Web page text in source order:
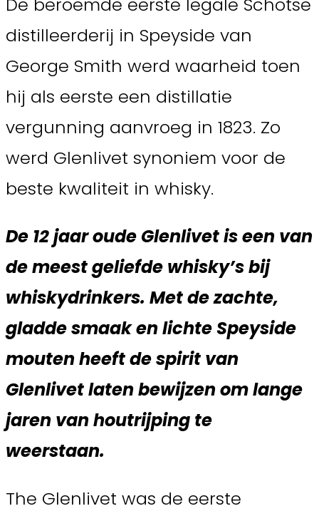
distilleerderij in Speyside van
George Smith werd waarheid toen
hij als eerste een distillatie
vergunning aanvroeg in 1823. Zo
werd Glenlivet synoniem voor de
beste kwaliteit in whisky.
De 12 jaar oude Glenlivet is een van
de meest geliefde whisky’s bij
whiskydrinkers. Met de zachte,
gladde smaak en lichte Speyside
mouten heeft de spirit van
Glenlivet laten bewijzen om lange
jaren van houtrijping te
weerstaan.
The Glenlivet was de eerste